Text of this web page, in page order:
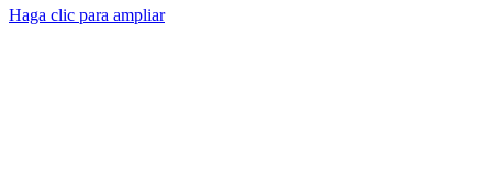
Haga clic para ampliar